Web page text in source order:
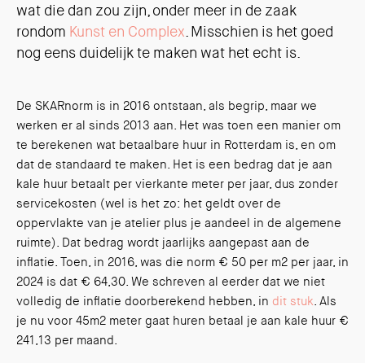
wat die dan zou zijn, onder meer in de zaak
rondom Kunst en Complex. Misschien is het goed
nog eens duidelijk te maken wat het echt is.
De SKARnorm is in 2016 ontstaan, als begrip, maar we
werken er al sinds 2013 aan. Het was toen een manier om
te berekenen wat betaalbare huur in Rotterdam is, en om
dat de standaard te maken. Het is een bedrag dat je aan
kale huur betaalt per vierkante meter per jaar, dus zonder
servicekosten (wel is het zo: het geldt over de
oppervlakte van je atelier plus je aandeel in de algemene
ruimte). Dat bedrag wordt jaarlijks aangepast aan de
inflatie. Toen, in 2016, was die norm € 50 per m2 per jaar, in
2024 is dat € 64,30. We schreven al eerder dat we niet
volledig de inflatie doorberekend hebben, in dit stuk. Als
je nu voor 45m2 meter gaat huren betaal je aan kale huur €
241,13 per maand.